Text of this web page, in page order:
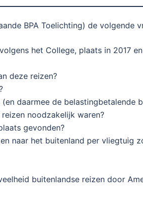
BPA Toelichting) de volgende
het College, plaats in 2017
deze reizen?
daarmee de belastingbetalende
noodzakelijk waren?
gevonden?
naar het buitenland per
buitenlandse reizen door